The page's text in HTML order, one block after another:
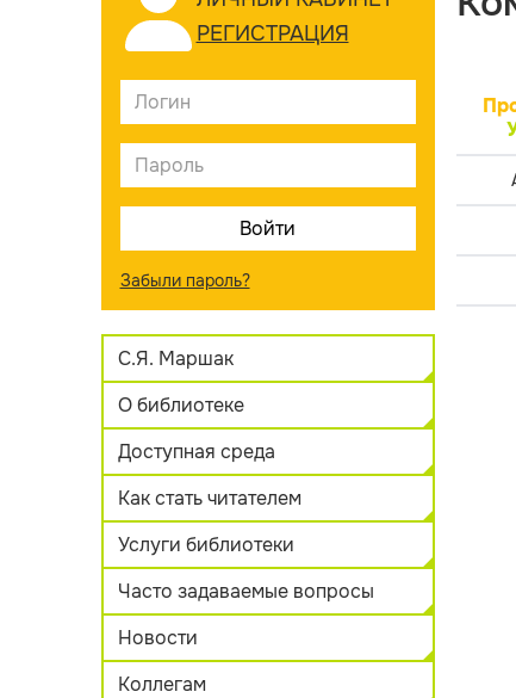
РЕГИСТРАЦИЯ
Забыли пароль?
С.Я. Маршак
О библиотеке
Доступная среда
Как стать читателем
Услуги библиотеки
Часто задаваемые вопросы
Новости
Коллегам